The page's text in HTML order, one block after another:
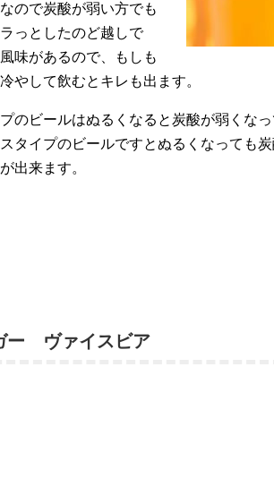
ので炭酸が弱い方でも
っとしたのど越しで
味があるので、もしも
やして飲むとキレも出ます。
のビールはぬるくなると炭酸が弱くな
タイプのビールですとぬるくなっても
出来ます。
ー ヴァイスビア